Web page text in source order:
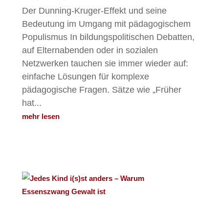
Der Dunning-Kruger-Effekt und seine
Bedeutung im Umgang mit pädagogischem
Populismus In bildungspolitischen Debatten,
auf Elternabenden oder in sozialen
Netzwerken tauchen sie immer wieder auf:
einfache Lösungen für komplexe
pädagogische Fragen. Sätze wie „Früher
hat...
mehr lesen